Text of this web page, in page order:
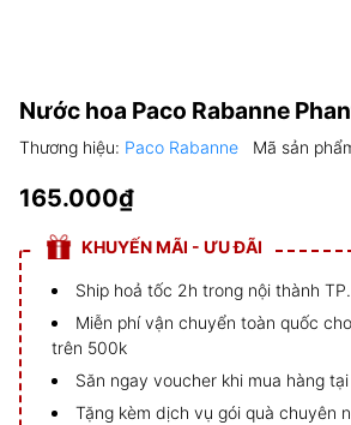
Nước hoa Paco Rabanne
Thương hiệu: Paco Rabanne Mã sản
165.000₫
KHUYẾN MÃI - ƯU ĐÃI
Ship hoả tốc 2h trong nội thành
Miễn phí vận chuyển toàn quốc
trên 500k
Săn ngay voucher khi mua hàng tại
Tặng kèm dịch vụ gói quà chuyên